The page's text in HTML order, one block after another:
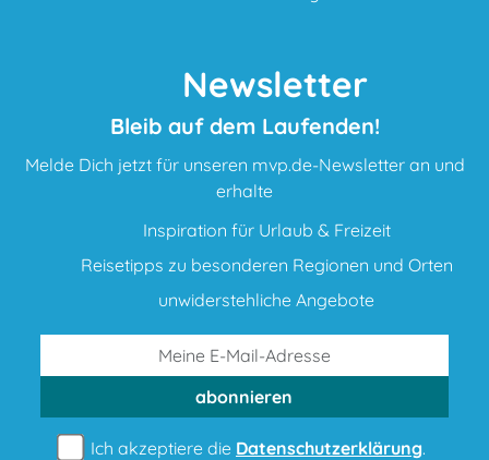
Newsletter
Bleib auf dem Laufenden!
Melde Dich jetzt für unseren mvp.de-Newsletter an und
erhalte
Inspiration für Urlaub & Freizeit
Reisetipps zu besonderen Regionen und Orten
unwiderstehliche Angebote
abonnieren
Ich akzeptiere die Datenschutzerklärung.